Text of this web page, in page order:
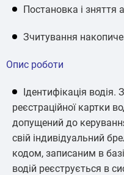
Постановка і зняття
Зчитування
Опис роботи
Ідентифікація
реєстраційної картки
допущений до
свій індивідуальний
кодом, записаним в
водій реєструється в